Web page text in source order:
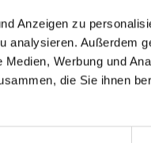
Anzeigen zu
analysieren. Außerdem
Werbung und
die Sie ihnen
Vielseitiger